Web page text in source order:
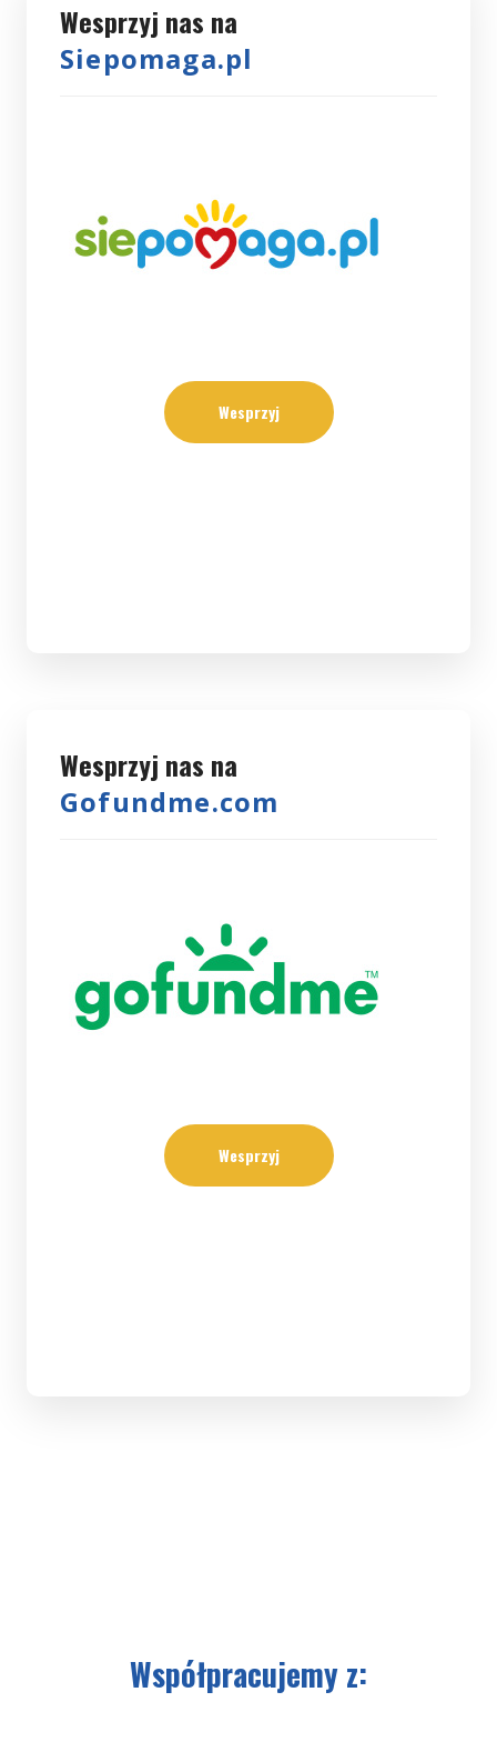
Wesprzyj nas na
Siepomaga.pl
Wesprzyj
Wesprzyj nas na
Gofundme.com
Wesprzyj
Współpracujemy z: